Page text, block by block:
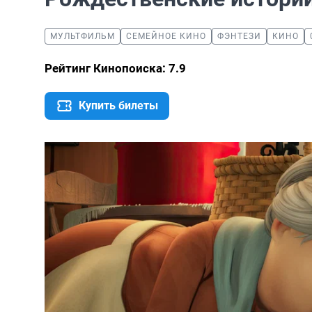
МУЛЬТФИЛЬМ СЕМЕЙНОЕ КИНО ФЭНТЕЗИ КИНО
Рейтинг Кинопоиска: 7.9
Купить билеты